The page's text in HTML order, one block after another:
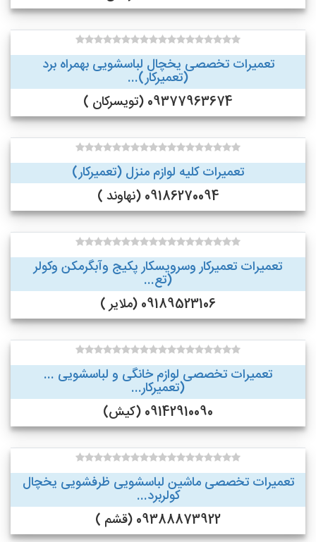
تعمیرات تخصصی یخچال لباسشویی بهمراه برد
(تعمیرکار)...
09377963674 (تویسرکان )
تعمیرات کلیه لوازم منزل (تعمیرکار)
09186270094 (نهاوند )
تعمیرات تعمیرکار وسرویسکار پکیج وآبگرمکن وکولر
(تع...
09189523106 (ملایر )
تعمیرات تخصصی لوازم خانگی و لباسشویی ...
(تعمیرکار...
09142910090 (کیش)
تعمیرات تخصصی ماشین لباسشویی ظرفشویی یخچال
کولربرد...
09388873922 (قشم )